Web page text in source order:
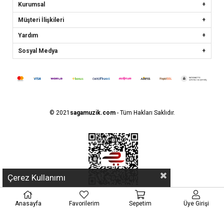
Kurumsal
Müşteri İlişkileri
Yardım
Sosyal Medya
© 2021 sagamuzik.com- Tüm Hakları Saklıdır.
Çerez Kullanımı
Anasayfa Favorilerim Sepetim Üye Girişi